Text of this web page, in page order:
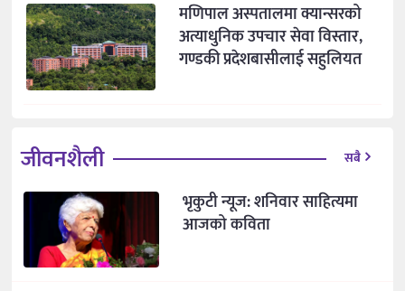
मणिपाल अस्पतालमा क्यान्सरको
अत्याधुनिक उपचार सेवा विस्तार,
गण्डकी प्रदेशबासीलाई सहुलियत
जीवनशैली सबै
भृकुटी न्यूज: शनिवार साहित्यमा
आजको कविता